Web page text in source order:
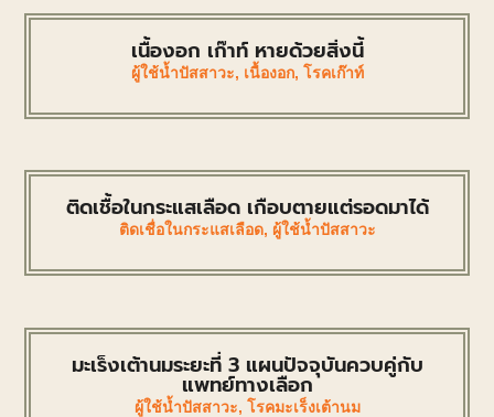
เนื้องอก เก๊าท์ หายด้วยสิ่งนี้
ผู้ใช้น้ำปัสสาวะ, เนื้องอก, โรคเก๊าท์
ติดเชื้อในกระแสเลือด เกือบตายแต่รอดมาได้
ติดเชื่อในกระแสเลือด, ผู้ใช้น้ำปัสสาวะ
มะเร็งเต้านมระยะที่ 3 แผนปัจจุบันควบคู่กับ
แพทย์ทางเลือก
ผู้ใช้น้ำปัสสาวะ, โรคมะเร็งเต้านม